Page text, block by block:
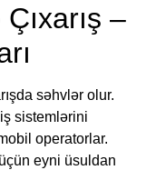
–
səhvlər olur.
sistemlərini
operatorlar.
eyni üsuldan